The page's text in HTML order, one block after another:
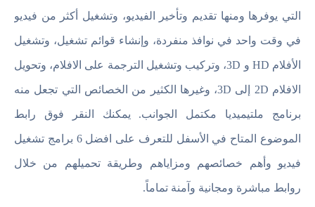
التي يوفرها ومنها تقديم وتأخير الفيديو، وتشغيل أكثر من فيديو
في وقت واحد في نوافذ منفردة، وإنشاء قوائم تشغيل، وتشغيل
الأفلام HD و 3D، وتركيب وتشغيل الترجمة على الافلام، وتحويل
الافلام 2D إلى 3D، وغيرها الكثير من الخصائص التي تجعل منه
برنامج ملتيميديا مكتمل الجوانب. يمكنك النقر فوق رابط
الموضوع المتاح في الأسفل للتعرف على افضل 6 برامج تشغيل
فيديو وأهم خصائصهم ومزاياهم وطريقة تحميلهم من خلال
روابط مباشرة ومجانية وآمنة تماماً.